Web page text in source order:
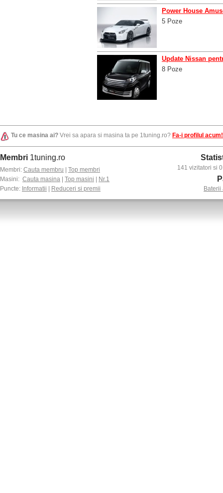
Power House
5 Poze
Update Nissan
8 Poze
Tu ce masina ai? Vrei sa apara si masina ta pe 1tuning.ro? Fa-i profilul acum!
Membri 1tuning.ro
Membri: Cauta membru
Top membri
Masini: Cauta masina Top masini
Nr.1
Puncte: Informatii Reduceri si premii
141 vizitatori si